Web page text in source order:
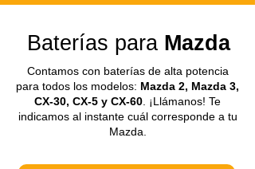
Baterías para Mazda
Contamos con baterías de alta potencia
para todos los modelos: Mazda 2, Mazda 3,
CX-30, CX-5 y CX-60 . ¡Llámanos! Te
indicamos al instante cuál corresponde a tu
Mazda.